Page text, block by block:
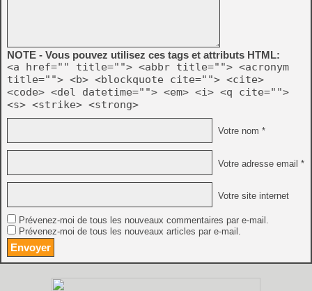
NOTE - Vous pouvez utilisez ces tags et attributs HTML:
<a href="" title=""> <abbr title=""> <acronym
title=""> <b> <blockquote cite=""> <cite>
<code> <del datetime=""> <em> <i> <q cite="">
<s> <strike> <strong>
Votre nom *
Votre adresse email *
Votre site internet
Prévenez-moi de tous les nouveaux commentaires par e-mail.
Prévenez-moi de tous les nouveaux articles par e-mail.